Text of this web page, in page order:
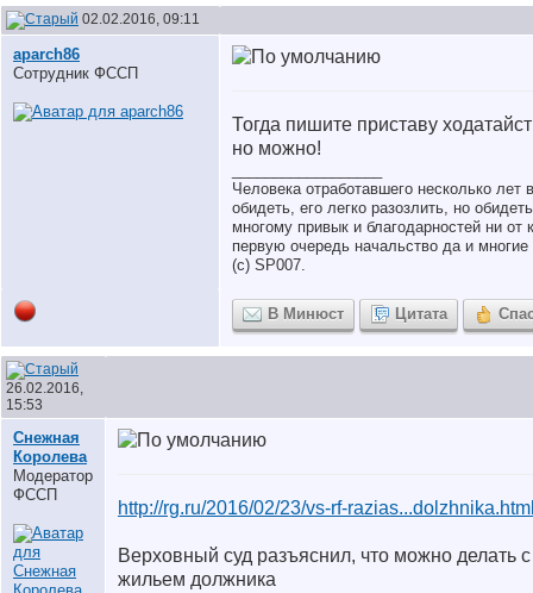
02.02.2016, 09:11
aparch86
Сотрудник ФССП
Тогда пишите приставу
но можно!
Человека отработавшего несколько
обидеть, его легко разозлить, но
многому привык и благодарностей ни от
первую очередь начальство да и многие
(с) SP007.
В Минюст Цитата
26.02.2016,
15:53
Снежная
Королева
Модератор
ФССП
http://rg.ru/2016/02/23/vs-rf-
Верховный суд разъяснил, что можно делать
жильем должника